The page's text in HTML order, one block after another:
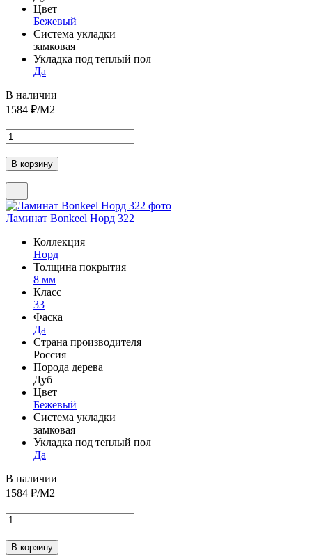
Цвет
Бежевый
Система укладки
замковая
Укладка под теплый пол
Да
В наличии
1584 ₽/М2
Ламинат Bonkeel Норд 322
Коллекция
Норд
Толщина покрытия
8 мм
Класс
33
Фаска
Да
Страна производителя
Россия
Порода дерева
Дуб
Цвет
Бежевый
Система укладки
замковая
Укладка под теплый пол
Да
В наличии
1584 ₽/М2